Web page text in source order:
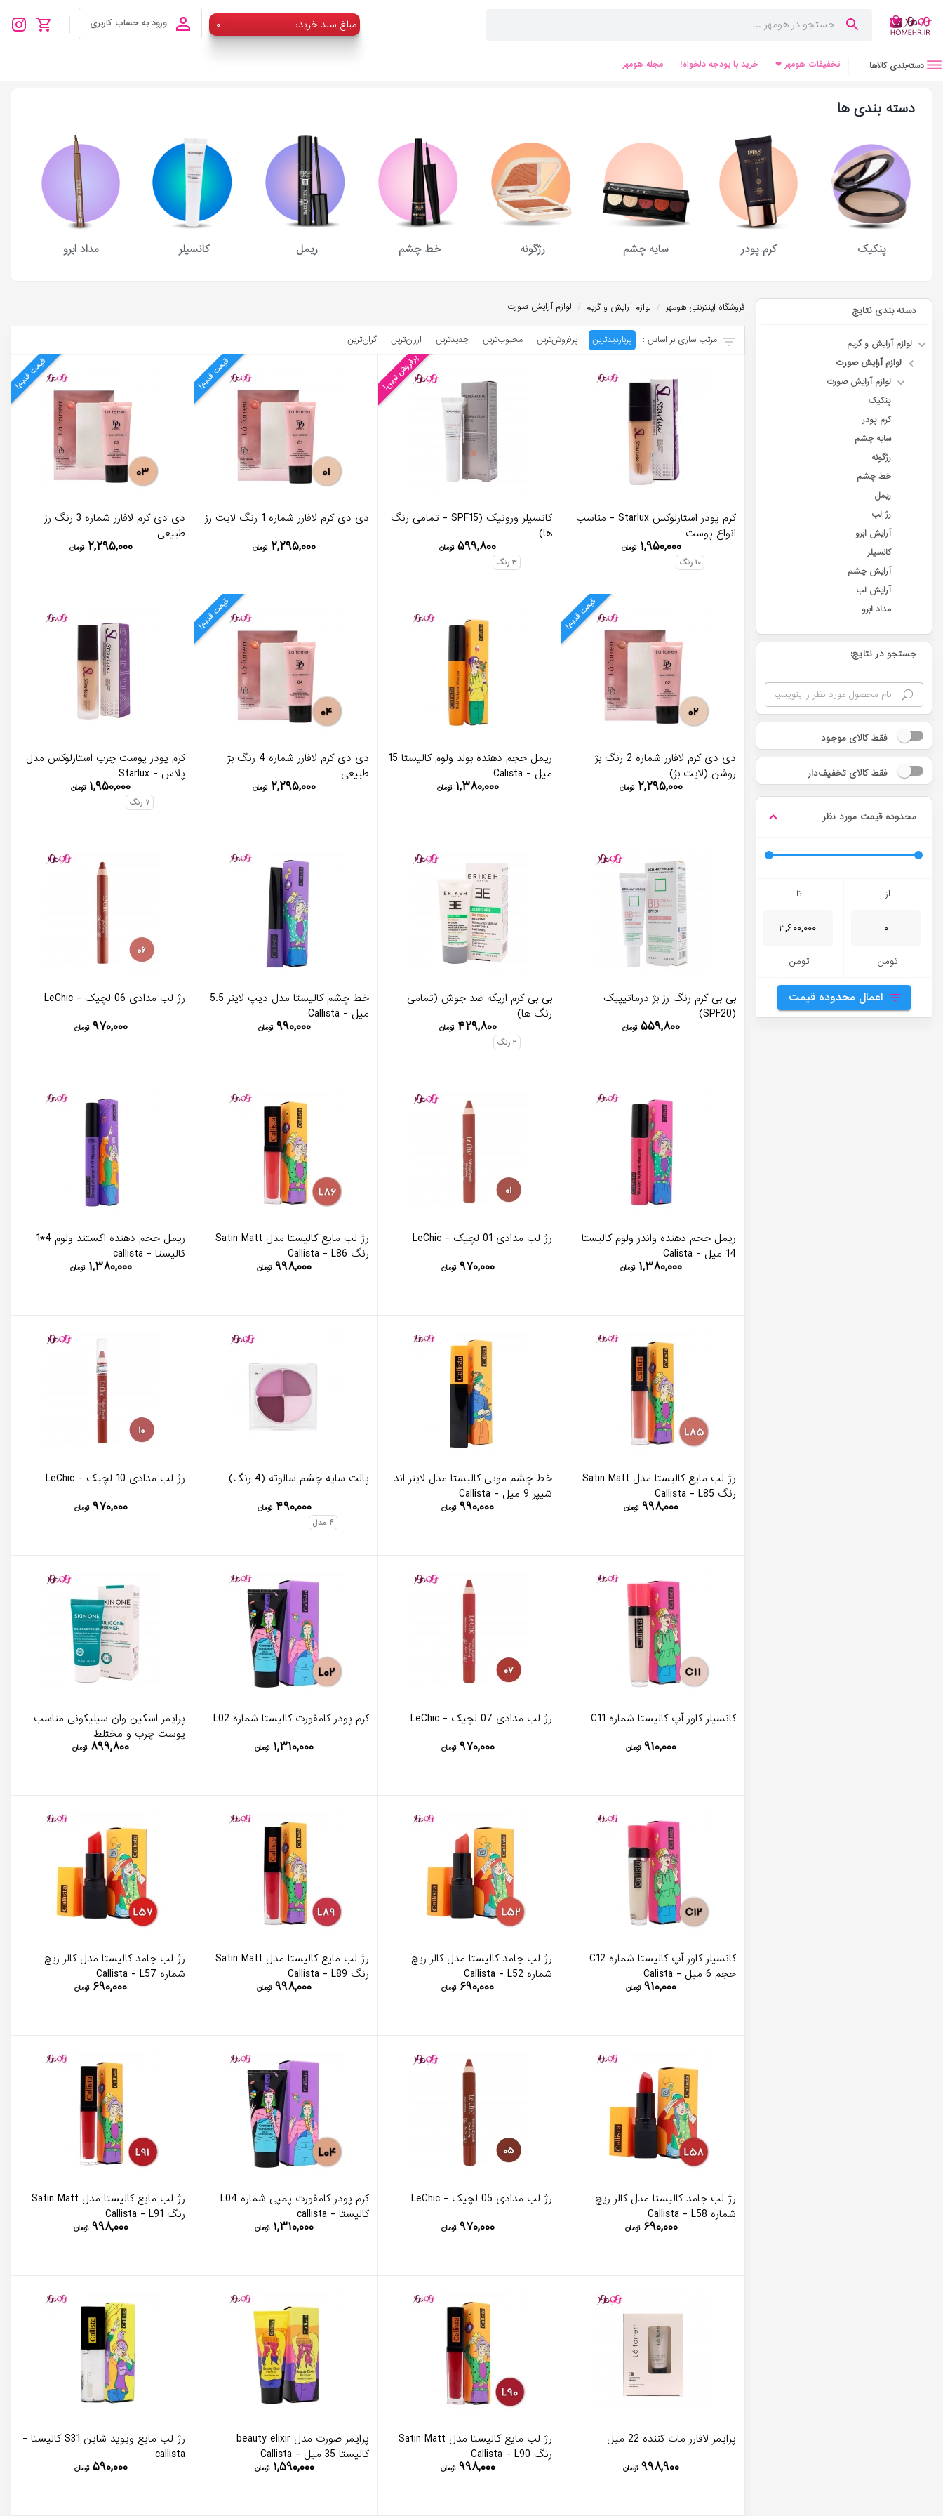
۰ :مبلغ سبد خرید ورود به حساب کاربری
دسته‌بندی کالاها تخفیفات هومهر ❤ خرید با بودجه دلخواه! مجله هومهر
دسته بندی ها
پنکیک کرم پودر سایه چشم رژگونه خط چشم ریمل کانسیلر مداد ابرو
دسته بندی نتایج
لوازم آرایش و گریم
لوازم آرایش صورت
لوازم آرایش صورت
پنکیک
کرم پودر
سایه چشم
رژگونه
خط چشم
ریمل
رژ لب
آرایش ابرو
کانسیلر
آرایش چشم
آرایش لب
مداد ابرو
جستجو در نتایج:
فقط کالای موجود
فقط کالای تخفیف‌دار
محدوده قیمت مورد نظر
از
تومن
تا
تومن
اعمال محدوده قیمت
فروشگاه اینترنتی هومهر / لوازم آرایش و گریم / لوازم آرایش صورت
مرتب سازی بر اساس : پربازدیدترین پرفروش‌ترین محبوب‌‌ترین جدیدترین ارزان‌ترین گران‌ترین
کرم پودر استارلوکس Starlux - مناسب
انواع پوست
۱,۹۵۰,۰۰۰ تومان
۱۰ رنگ
پرفروش ترین!
کانسیلر ورونیک (SPF15 - تمامی رنگ
ها)
۵۹۹,۸۰۰ تومان
۳ رنگ
قیمت قدیم!
دی دی کرم لافارر شماره 1 رنگ لایت رز
۲,۲۹۵,۰۰۰ تومان
قیمت قدیم!
دی دی کرم لافارر شماره 3 رنگ رز
طبیعی
۲,۲۹۵,۰۰۰ تومان
قیمت قدیم!
دی دی کرم لافارر شماره 2 رنگ بژ
روشن (لایت بژ)
۲,۲۹۵,۰۰۰ تومان
ریمل حجم دهنده بولد ولوم کالیستا 15
میل - Calista
۱,۳۸۰,۰۰۰ تومان
قیمت قدیم!
دی دی کرم لافارر شماره 4 رنگ بژ
طبیعی
۲,۲۹۵,۰۰۰ تومان
کرم پودر پوست چرب استارلوکس مدل
پلاس - Starlux
۱,۹۵۰,۰۰۰ تومان
۷ رنگ
بی بی کرم رنگ رز بژ درماتیپیک
(SPF20)
۵۵۹,۸۰۰ تومان
بی بی کرم اریکه ضد جوش (تمامی
رنگ ها)
۴۲۹,۸۰۰ تومان
۲ رنگ
خط چشم کالیستا مدل دیپ لاینر 5.5
میل - Callista
۹۹۰,۰۰۰ تومان
رژ لب مدادی 06 لچیک - LeChic
۹۷۰,۰۰۰ تومان
ریمل حجم دهنده واندر ولوم کالیستا
14 میل - Calista
۱,۳۸۰,۰۰۰ تومان
رژ لب مدادی 01 لچیک - LeChic
۹۷۰,۰۰۰ تومان
رژ لب مایع کالیستا مدل Satin Matt
رنگ Callista - L86
۹۹۸,۰۰۰ تومان
ریمل حجم دهنده اکستند ولوم 4*1
کالیستا - callista
۱,۳۸۰,۰۰۰ تومان
رژ لب مایع کالیستا مدل Satin Matt
رنگ Callista - L85
۹۹۸,۰۰۰ تومان
خط چشم مویی کالیستا مدل لاینر اند
شیپر 9 میل - Callista
۹۹۰,۰۰۰ تومان
پالت سایه چشم سالوته (4 رنگ)
۴۹۰,۰۰۰ تومان
۴ مدل
رژ لب مدادی 10 لچیک - LeChic
۹۷۰,۰۰۰ تومان
کانسیلر کاور آپ کالیستا شماره C11
۹۱۰,۰۰۰ تومان
رژ لب مدادی 07 لچیک - LeChic
۹۷۰,۰۰۰ تومان
کرم پودر کامفورت کالیستا شماره L02
۱,۳۱۰,۰۰۰ تومان
پرایمر اسکین وان سیلیکونی مناسب
پوست چرب و مختلط
۸۹۹,۸۰۰ تومان
کانسیلر کاور آپ کالیستا شماره C12
حجم 6 میل - Calista
۹۱۰,۰۰۰ تومان
رژ لب جامد کالیستا مدل کالر ریچ
شماره Callista - L52
۶۹۰,۰۰۰ تومان
رژ لب مایع کالیستا مدل Satin Matt
رنگ Callista - L89
۹۹۸,۰۰۰ تومان
رژ لب جامد کالیستا مدل کالر ریچ
شماره Callista - L57
۶۹۰,۰۰۰ تومان
رژ لب جامد کالیستا مدل کالر ریچ
شماره Callista - L58
۶۹۰,۰۰۰ تومان
رژ لب مدادی 05 لچیک - LeChic
۹۷۰,۰۰۰ تومان
کرم پودر کامفورت پمپی شماره L04
کالیستا - callista
۱,۳۱۰,۰۰۰ تومان
رژ لب مایع کالیستا مدل Satin Matt
رنگ Callista - L91
۹۹۸,۰۰۰ تومان
پرایمر لافارر مات کننده 22 میل
۹۹۸,۹۰۰ تومان
رژ لب مایع کالیستا مدل Satin Matt
رنگ Callista - L90
۹۹۸,۰۰۰ تومان
پرايمر صورت مدل beauty elixir
کاليستا 35 ميل - Callista
۱,۵۹۰,۰۰۰ تومان
رژ لب مایع ویوید شاین S31 کالیستا -
callista
۵۹۰,۰۰۰ تومان